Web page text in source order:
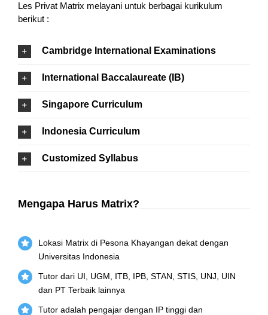
Les Privat Matrix melayani untuk berbagai kurikulum
berikut :
Cambridge International Examinations
International Baccalaureate (IB)
Singapore Curriculum
Indonesia Curriculum
Customized Syllabus
Mengapa Harus Matrix?
Lokasi Matrix di Pesona Khayangan dekat dengan
Universitas Indonesia
Tutor dari UI, UGM, ITB, IPB, STAN, STIS, UNJ, UIN
dan PT Terbaik lainnya
Tutor adalah pengajar dengan IP tinggi dan